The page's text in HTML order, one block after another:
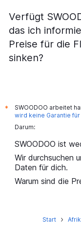
Verfügt
das ich
Preise für die
sinken?
*
SWOODOO arbeitet
wird keine Garantie
Darum:
SWOODOO ist
Wir durchsuchen
Daten für dich.
Warum sind die
Start